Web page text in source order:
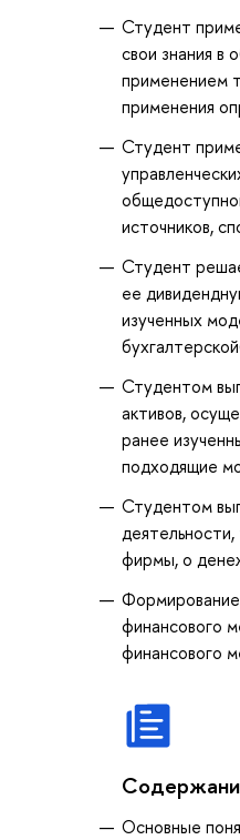
Студент
свои знания в
применением
применения
Студент
источников,
Студент
ее
изученных
Студентом
активов,
ранее
подходящие
Студентом
фирмы, о
Формирование
финансового
финансового
Основные